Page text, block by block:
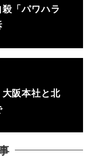
「パワハラ
阪本社と北